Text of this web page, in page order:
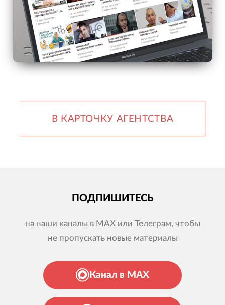
В КАРТОЧКУ АГЕНТСТВА
ПОДПИШИТЕСЬ
на наши каналы в MAX или Телеграм, чтобы
не пропускать новые материалы
Канал в MAX